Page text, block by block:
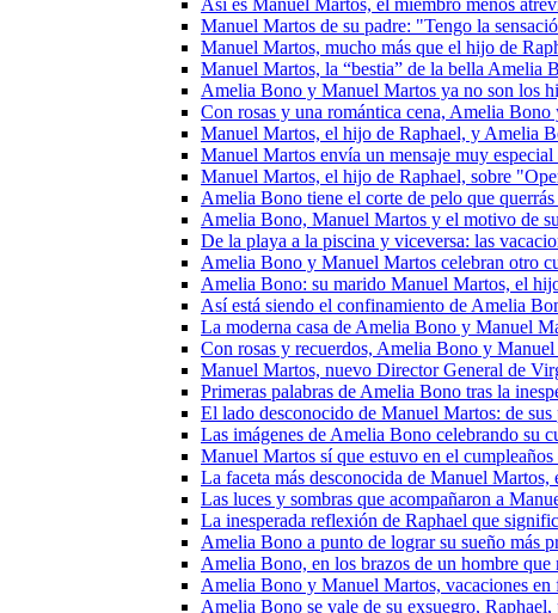
Así es Manuel Martos, el miembro menos
Manuel Martos de su padre: "Tengo la
Manuel Martos, mucho más que el hijo de
Manuel Martos, la “bestia” de la bella Amelia
Amelia Bono y Manuel Martos ya no son los
Con rosas y una romántica cena, Amelia
Manuel Martos, el hijo de Raphael, y Amelia
Manuel Martos envía un mensaje muy
Manuel Martos, el hijo de Raphael, sobre
Amelia Bono tiene el corte de pelo que
Amelia Bono, Manuel Martos y el motivo de
De la playa a la piscina y viceversa: las
Amelia Bono y Manuel Martos celebran otro
Amelia Bono: su marido Manuel Martos, el
Así está siendo el confinamiento de Amelia
La moderna casa de Amelia Bono y Manuel
Con rosas y recuerdos, Amelia Bono y
Manuel Martos, nuevo Director General de
Primeras palabras de Amelia Bono tras la
El lado desconocido de Manuel Martos: de
Las imágenes de Amelia Bono celebrando su
Manuel Martos sí que estuvo en el
La faceta más desconocida de Manuel
Las luces y sombras que acompañaron a
La inesperada reflexión de Raphael que
Amelia Bono a punto de lograr su sueño más
Amelia Bono, en los brazos de un hombre que
Amelia Bono y Manuel Martos, vacaciones en
Amelia Bono se vale de su exsuegro,